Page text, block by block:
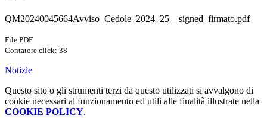
QM20240045664Avviso_Cedole_2024_25__signed_firmato.pdf
File PDF
Contatore click: 38
Notizie
Questo sito o gli strumenti terzi da questo utilizzati si avvalgono di
cookie necessari al funzionamento ed utili alle finalità illustrate nella
COOKIE POLICY.